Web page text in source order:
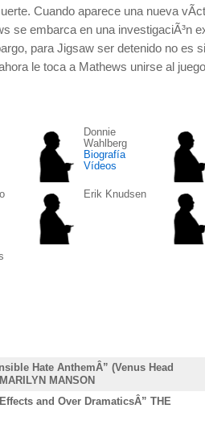
Cuando aparece una nueva
se embarca en una investigaciÃ³n
para Jigsaw ser detenido no es
le toca a Mathews unirse al
Donnie
Wahlberg
Biografía
Vídeos
Erik Knudsen
Hate AnthemÂ” (Venus Head
MANSON
and Over DramaticsÂ” THE